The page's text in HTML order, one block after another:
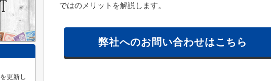
ではのメリットを解説します。
弊社へのお問い合わせはこちら
更新し